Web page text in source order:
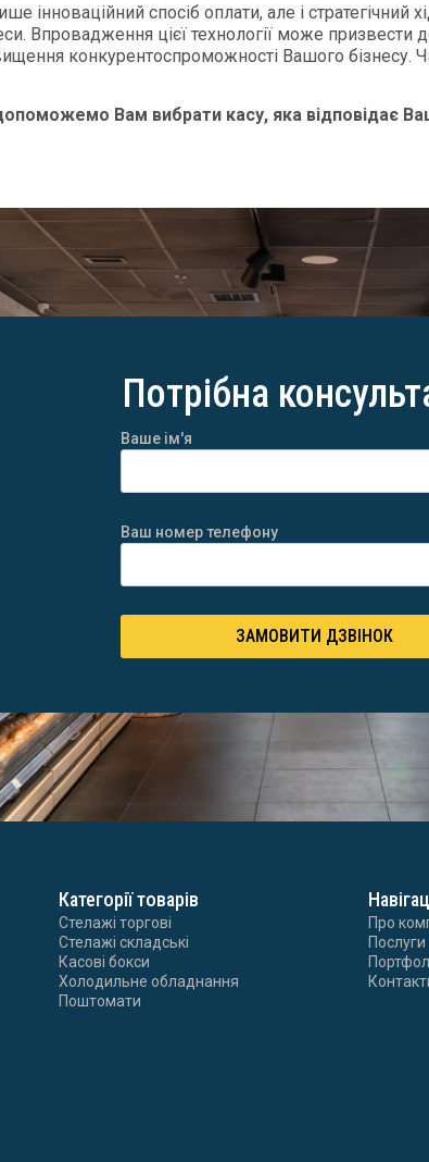
інноваційний спосіб оплати, але і стратегічний
Впровадження цієї технології може
конкурентоспроможності Вашого бізнесу.
Вам вибрати касу, яка відповідає
Потрібна
Ваше ім'я
Ваш номер телефону
ЗАМОВИТИ ДЗВІНОК
Категорії товарів
Стелажі торгові
Стелажі складські
Касові бокси
Холодильне обладнання
Поштомати
Про
Послуги